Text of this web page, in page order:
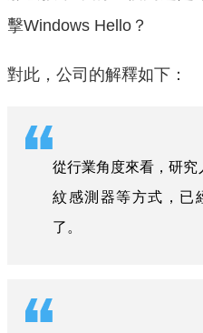
擊Windows Hello？
對此，公司的解釋如下：
從行業角度來看，研
紋感測器等方式，已
了。